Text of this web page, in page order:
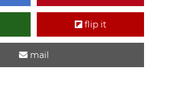
flip it
mail